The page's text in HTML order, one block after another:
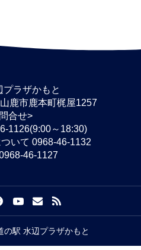
プラザかもと
鹿市鹿本町梶屋1257
合せ>
1126(9:00～18:30)
いて 0968-46-1132
46-1127
駅 水辺プラザかもと